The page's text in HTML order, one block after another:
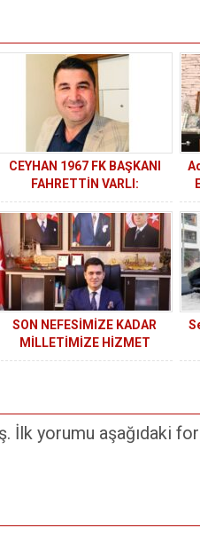
CEYHAN 1967 FK BAŞKANI
FAHRETTİN VARLI:
SÜRDÜRÜLEBİLİR
BAŞARI
SON NEFESİMİZE KADAR
MİLLETİMİZE HİZMET
ETMEYE DEVAM EDECEĞİZ
İlk yorumu aşağıdaki